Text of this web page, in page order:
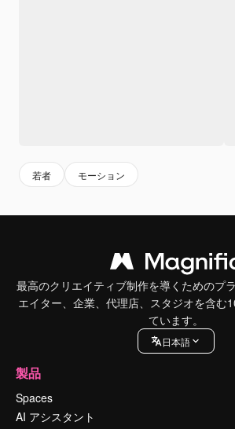
若者 モーション
最高のクリエイティブ制作を導くためのプ
エイター、企業、代理店、スタジオを含む
ています。
日本語
製品
Spaces
AI アシスタント